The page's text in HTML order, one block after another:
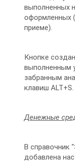
выполненных
оформленных
приеме).
Кнопке
выполненным
забранным
клавиш ALT+S.
Денежные
В справочник
добавлена